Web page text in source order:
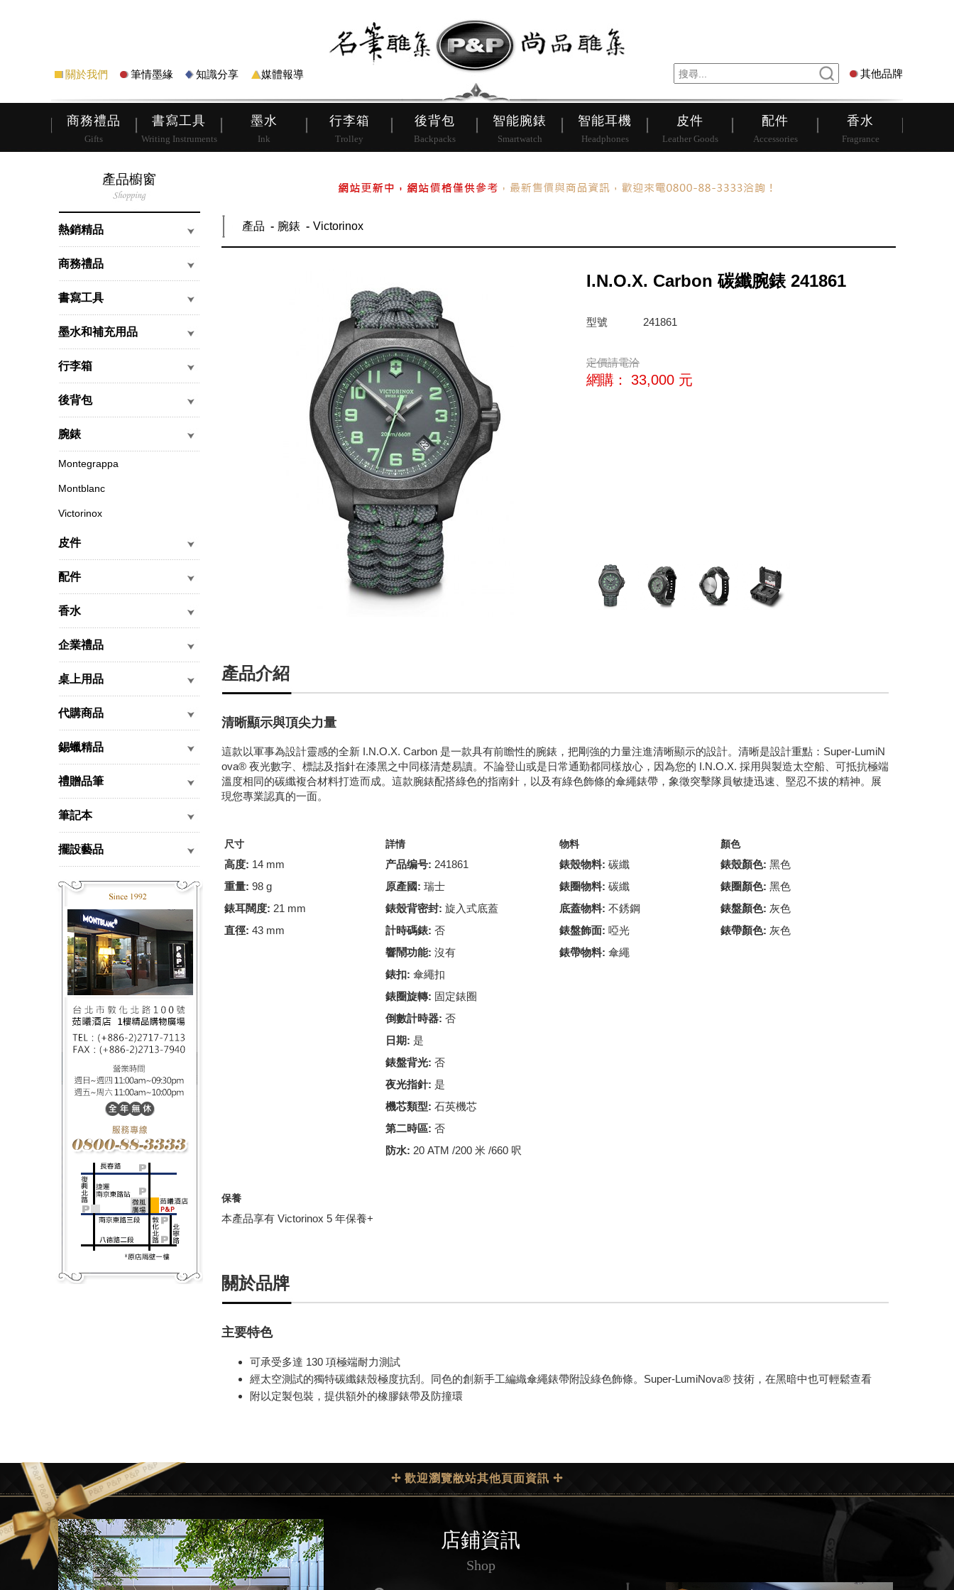
關於我們 筆情墨緣 知識分享 媒體報導 其他品牌
商務禮品
Gifts
書寫工具
Writing Instruments
墨水
Ink
行李箱
Trolley
後背包
Backpacks
智能腕錶
Smartwatch
智能耳機
Headphones
皮件
Leather Goods
配件
Accessories
香水
Fragrance
皮帶 行李箱 後背包
產品櫥窗
熱銷精品
商務禮品
書寫工具
墨水和補充用品
行李箱
後背包
腕錶
Montegrappa
Montblanc
Victorinox
皮件
配件
香水
企業禮品
桌上用品
代購商品
錫蠟精品
禮贈品筆
筆記本
擺設藝品
產品 腕錶 Victorinox
I.N.O.X. Carbon 碳纖腕錶 241861
型號 241861
定價請電洽
網購： 33,000 元
產品介紹
清晰顯示與頂尖力量
這款以軍事為設計靈感的全新 I.N.O.X. Carbon 是一款具有前瞻性的腕錶，把剛強的力量注進清晰顯示的設計。清晰是設計重點：Super-LumiN
ova® 夜光數字、標誌及指針在漆黑之中同樣清楚易讀。不論登山或是日常通勤都同樣放心，因為您的 I.N.O.X. 採用與製造太空船、可抵抗極端
溫度相同的碳纖複合材料打造而成。這款腕錶配搭綠色的指南針，以及有綠色飾條的傘繩錶帶，象徵突擊隊員敏捷迅速、堅忍不拔的精神。展
現您專業認真的一面。
尺寸
高度: 14 mm
重量: 98 g
錶耳闊度: 21 mm
直徑: 43 mm
詳情
产品编号: 241861
原產國: 瑞士
錶殼背密封: 旋入式底蓋
計時碼錶: 否
響鬧功能: 沒有
錶扣: 傘繩扣
錶圈旋轉: 固定錶圈
倒數計時器: 否
日期: 是
錶盤背光: 否
夜光指針: 是
機芯類型: 石英機芯
第二時區: 否
防水: 20 ATM /200 米 /660 呎
物料
錶殼物料: 碳纖
錶圈物料: 碳纖
底蓋物料: 不銹鋼
錶盤飾面: 啞光
錶帶物料: 傘繩
顏色
錶殼顏色: 黑色
錶圈顏色: 黑色
錶盤顏色: 灰色
錶帶顏色: 灰色
保養
本產品享有 Victorinox 5 年保養+
關於品牌
主要特色
可承受多達 130 項極端耐力測試
經太空測試的獨特碳纖錶殼極度抗刮。同色的創新手工編織傘繩錶帶附設綠色飾條。Super-LumiNova® 技術，在黑暗中也可輕鬆查看
附以定製包裝，提供額外的橡膠錶帶及防撞環
✢ 歡迎瀏覽敝站其他頁面資訊 ✢
店鋪資訊
Shop